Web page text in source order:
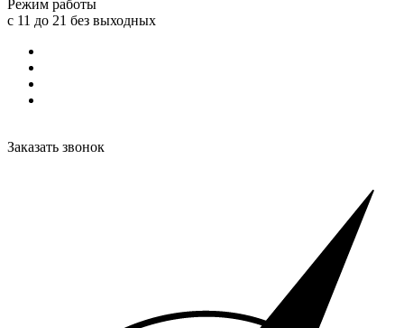
Режим работы
с 11 до 21 без выходных
Заказать звонок